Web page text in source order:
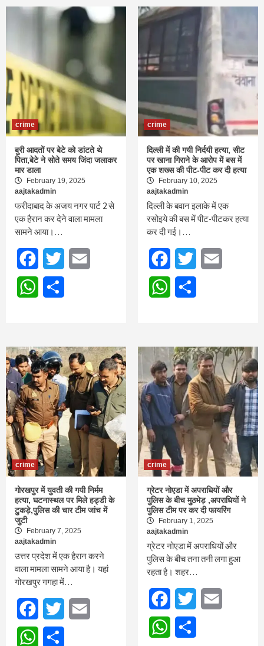
crime
बुरी आदतों पर बेटे को डांटते थे
पिता,बेटे ने सोते समय जिंदा जलाकर
मार डाला
February 19, 2025
aajtakadmin
फरीदाबाद के अजय नगर पार्ट 2 से
एक हैरान कर देने वाला मामला
सामने आया।…
FacebookTwitter
WhatsApp
crime
दिल्ली में की गयी निर्दयी हत्या, सीट
पर खाना गिराने के आरोप में बस में
एक शख्स की पीट-पीट कर दी हत्या
February 10, 2025
aajtakadmin
दिल्ली के बवान इलाके में एक
रसोइये की बस में पीट-पीटकर हत्या
कर दी गई।…
FacebookTwitter
WhatsApp
crime
गोरखपुर में युवती की गयी निर्मम
हत्या, घटनास्थल पर मिले हड्डी के
टुकड़े,पुलिस की चार टीम जांच में
जुटी
February 7, 2025
aajtakadmin
उत्तर प्रदेश में एक हैरान करने
वाला मामला सामने आया है। यहां
गोरखपुर गगहा में…
FacebookTwitter
WhatsApp
crime
ग्रेटर नोएडा में अपराधियों और
पुलिस के बीच मुठभेड़ ,अपराधियों ने
पुलिस टीम पर कर दी फायरिंग
February 1, 2025
aajtakadmin
ग्रेटर नोएडा में अपराधियों और
पुलिस के बीच तना तनी लगा हुआ
रहता है। शहर…
FacebookTwitter
WhatsApp